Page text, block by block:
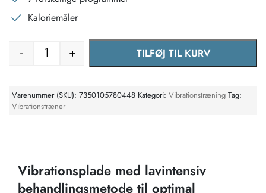
Kaloriemåler
LYMPHA VIBE vibrationstræner antal
- + TILFØJ TIL KURV
Varenummer (SKU): 7350105780448 Kategori: Vibrationstræning Tag:
Vibrationstræner
Vibrationsplade med lavintensiv
behandlingsmetode til optimal